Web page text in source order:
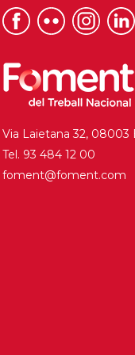
Via Laietana 32, 08003
Tel. 93 484 12 00
foment@foment.com